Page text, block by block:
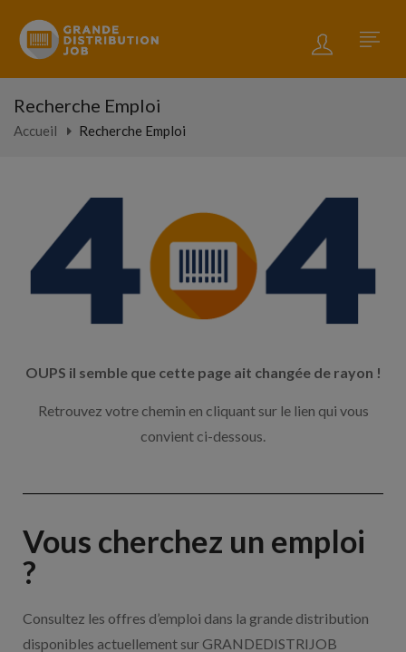
Recherche Emploi
Accueil Recherche Emploi
OUPS il semble que cette page ait changée de rayon !
Retrouvez votre chemin en cliquant sur le lien qui vous
convient ci-dessous.
Vous cherchez un emploi
?
Consultez les offres d’emploi dans la grande distribution
disponibles actuellement sur GRANDEDISTRIJOB